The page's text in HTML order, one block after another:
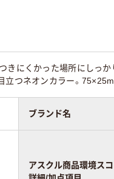
強粘着
ード スタンダ
きにくかった場所にしっ
立つネオンカラー。
ブランド名
アスクル商品環境ス